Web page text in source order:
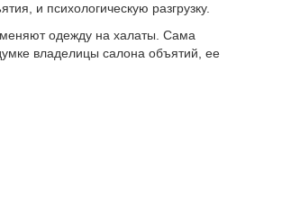
и психологическую разгрузку.
одежду на халаты. Сама
владелицы салона объятий, ее